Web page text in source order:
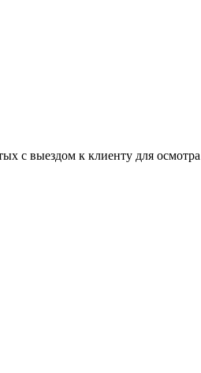
с выездом к клиенту для